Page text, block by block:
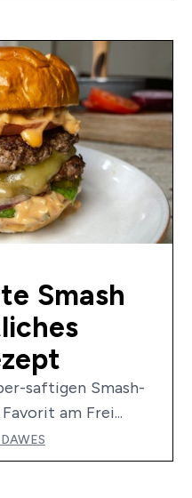
Smash
saftigen Smash-
am Frei...